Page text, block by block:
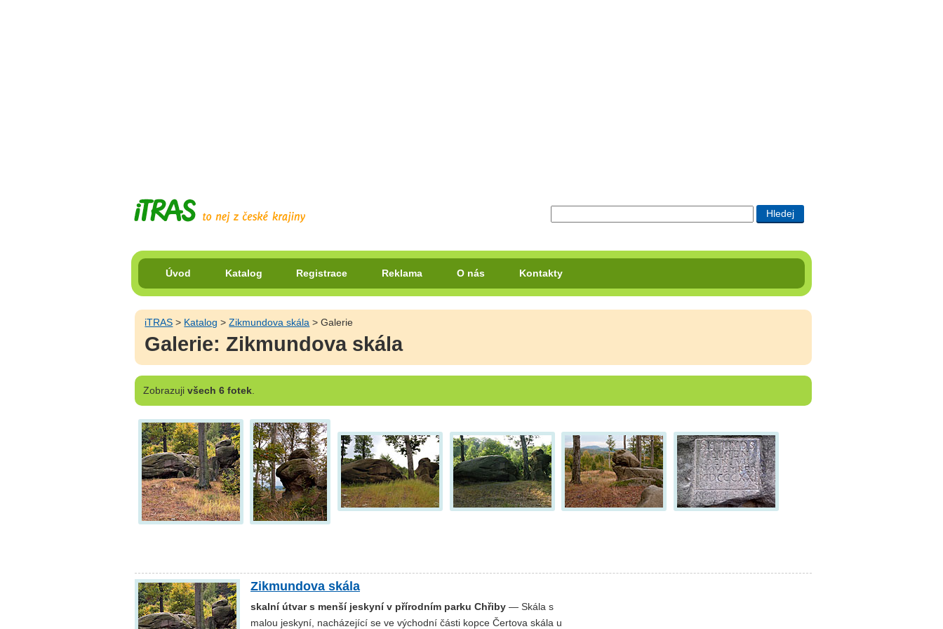
Úvod Katalog Registrace Reklama O nás Kontakty
iTRAS > Katalog >Zikmundova skála > Galerie
Galerie: Zikmundova skála
Zobrazuji všech 6 fotek.
Zikmundova skála
skalní útvar s menší jeskyní v přírodním parku Chřiby — Skála s
malou jeskyní, nacházející se ve východní části kopce Čertova skála u